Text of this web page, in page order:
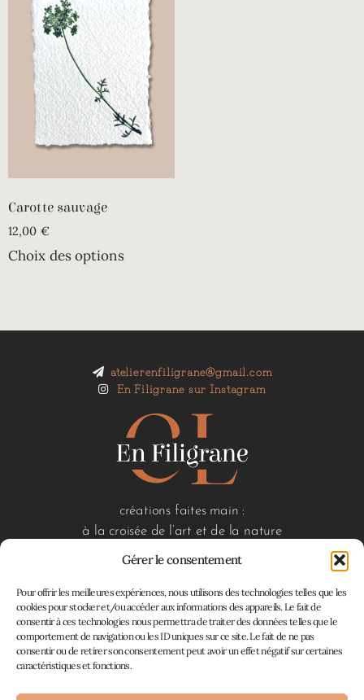
Gérer le consentement
Pour offrir les meilleures expériences, nous utilisons des technologies telles que les
cookies pour stocker et/ou accéder aux informations des appareils. Le fait de
consentir à ces technologies nous permettra de traiter des données telles que le
comportement de navigation ou les ID uniques sur ce site. Le fait de ne pas
consentir ou de retirer son consentement peut avoir un effet négatif sur certaines
caractéristiques et fonctions.
Carotte sauvage
12,00 €
Choix des options
atelierenfiligrane@gmail.com
En Filigrane sur Instagram
créations faites main :
à la croisée de l’art et de la nature
liens utiles
accueil
boutique